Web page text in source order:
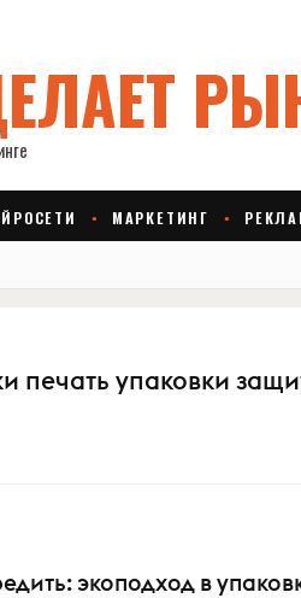
печать упаковки
экоподход в